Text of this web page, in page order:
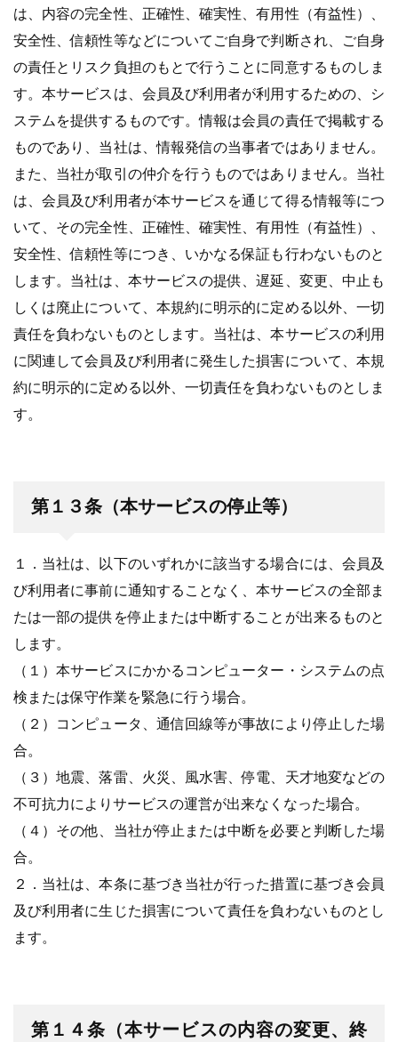
は、内容の完全性、正確性、確実性、有用性（有益性）、
安全性、信頼性等などについてご自身で判断され、ご自身
の責任とリスク負担のもとで行うことに同意するものしま
す。本サービスは、会員及び利用者が利用するための、シ
ステムを提供するものです。情報は会員の責任で掲載する
ものであり、当社は、情報発信の当事者ではありません。
また、当社が取引の仲介を行うものではありません。当社
は、会員及び利用者が本サービスを通じて得る情報等につ
いて、その完全性、正確性、確実性、有用性（有益性）、
安全性、信頼性等につき、いかなる保証も行わないものと
します。当社は、本サービスの提供、遅延、変更、中止も
しくは廃止について、本規約に明示的に定める以外、一切
責任を負わないものとします。当社は、本サービスの利用
に関連して会員及び利用者に発生した損害について、本規
約に明示的に定める以外、一切責任を負わないものとしま
す。
第１３条（本サービスの停止等）
１．当社は、以下のいずれかに該当する場合には、会員及
び利用者に事前に通知することなく、本サービスの全部ま
たは一部の提供を停止または中断することが出来るものと
します。
（１）本サービスにかかるコンピューター・システムの点
検または保守作業を緊急に行う場合。
（２）コンピュータ、通信回線等が事故により停止した場
合。
（３）地震、落雷、火災、風水害、停電、天才地変などの
不可抗力によりサービスの運営が出来なくなった場合。
（４）その他、当社が停止または中断を必要と判断した場
合。
２．当社は、本条に基づき当社が行った措置に基づき会員
及び利用者に生じた損害について責任を負わないものとし
ます。
第１４条（本サービスの内容の変更、終